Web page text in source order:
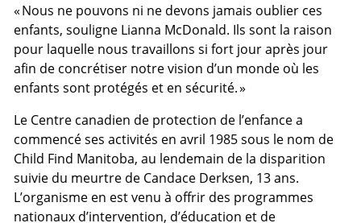
« Nous ne pouvons ni ne devons jamais oublier ces
enfants, souligne Lianna McDonald. Ils sont la raison
pour laquelle nous travaillons si fort jour après jour
afin de concrétiser notre vision d’un monde où les
enfants sont protégés et en sécurité. »
Le Centre canadien de protection de l’enfance a
commencé ses activités en avril 1985 sous le nom de
Child Find Manitoba, au lendemain de la disparition
suivie du meurtre de Candace Derksen, 13 ans.
L’organisme en est venu à offrir des programmes
nationaux d’intervention, d’éducation et de